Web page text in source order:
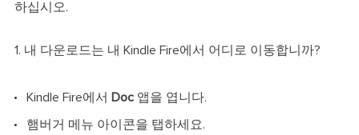
하십시오.
1. 내 다운로드는 내 Kindle Fire에서 어디로 이동합니까?
Kindle Fire에서 Doc앱을 엽니다.
햄버거 메뉴 아이콘을 탭하세요.